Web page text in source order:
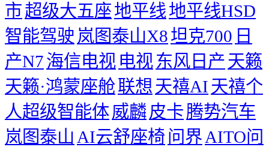
市超级大五座地平线地平线HSD
智能驾驶 岚图泰山X8坦克700 日
产N7海信电视 电视东风日产 天籁
天籁·鸿蒙座舱联想 天禧AI 天禧个
人超级智能体威麟皮卡腾势汽车
岚图泰山 AI云舒座椅问界 AITO问